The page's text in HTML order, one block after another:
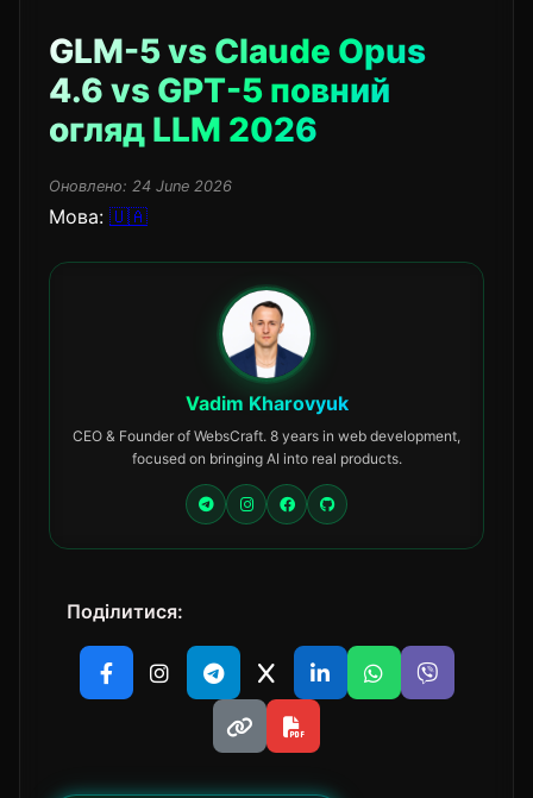
GLM-5 vs Claude Opus
4.6 vs GPT-5 повний
огляд LLM 2026
Оновлено: 24 June 2026
Мова: 🇺🇦
Vadim Kharovyuk
CEO & Founder of WebsCraft. 8 years in web development,
focused on bringing AI into real products.
Поділитися: